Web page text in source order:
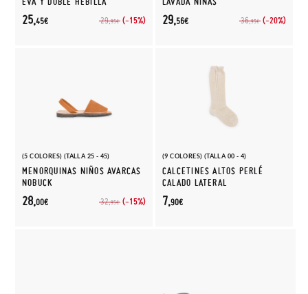
29,95€ (-15%)
25,45€ 36,95€ (-20%)
29,56€
(5 COLORES) (TALLA 25 - 45)
MENORQUINAS NIÑOS AVARCAS
NOBUCK
32,95€ (-15%)
28,00€
(9 COLORES) (TALLA 00 - 4)
CALCETINES ALTOS PERLÉ
CALADO LATERAL
7,90€